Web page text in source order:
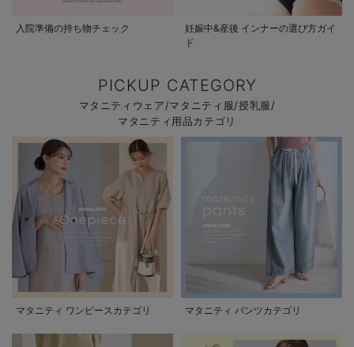
入院準備の持ち物チェック
妊娠中&産後 インナーの選び方ガイ
ド
PICKUP CATEGORY
マタニティウェア/マタニティ服/授乳服/
マタニティ用品カテゴリ
マタニティ ワンピースカテゴリ マタニティ パンツカテゴリ